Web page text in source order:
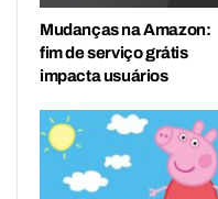
Mudanças na Amazon:
fim de serviço grátis
impacta usuários